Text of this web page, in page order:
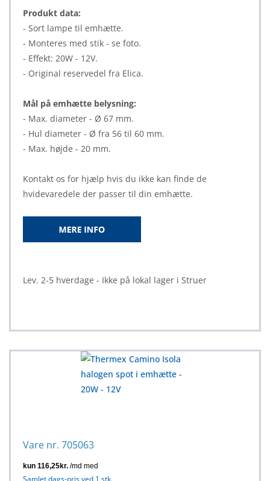
Produkt data:
- Sort lampe til emhætte.
- Monteres med stik - se foto.
- Effekt: 20W - 12V.
- Original reservedel fra Elica.
Mål på emhætte belysning:
- Max. diameter - Ø 67 mm.
- Hul diameter - Ø fra 56 til 60 mm.
- Max. højde - 20 mm.
Kontakt os for hjælp hvis du ikke kan finde de
hvidevaredele der passer til din emhætte.
Lev. 2-5 hverdage - Ikke på lokal lager i Struer
Vare nr. 705063